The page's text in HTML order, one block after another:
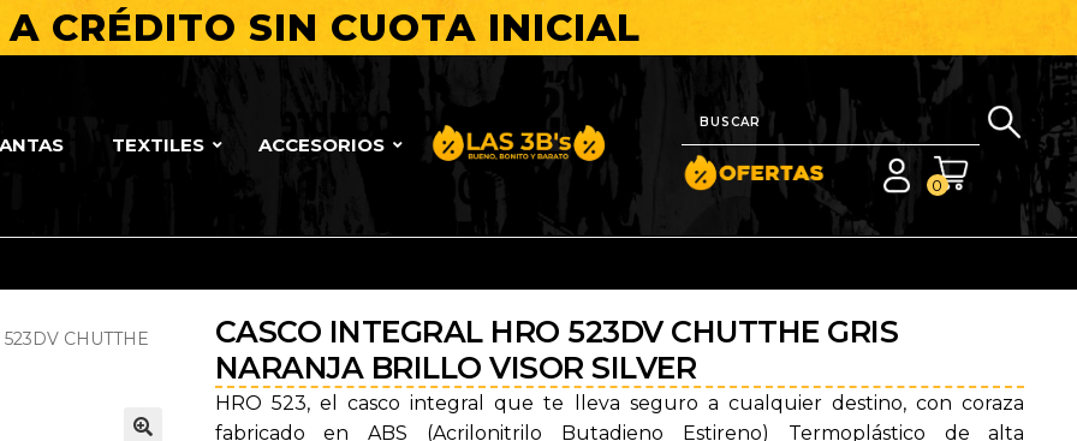
CRÉDITO SIN CUOTA INICIAL
TEXTILES ACCESORIOS Bueno, Bonito y Barato
0
CHUTTHE
CASCO INTEGRAL HRO 523DV CHUTTHE GRIS
NARANJA BRILLO VISOR SILVER
HRO 523, el casco integral que te lleva seguro a cualquier destino, con coraza
fabricado en ABS (Acrilonitrilo Butadieno Estireno) Termoplástico de alta